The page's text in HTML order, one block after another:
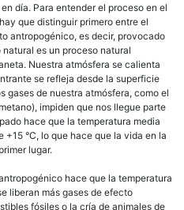
día. Para entender el proceso en el
que distinguir primero entre el
antropogénico, es decir, provocado
es un proceso natural
Nuestra atmósfera se calienta
se refleja desde la superficie
gases de nuestra atmósfera, como el
impiden que nos llegue parte
hace que la temperatura media
+15 °C, lo que hace que la vida en la
lugar.
hace que la temperatura
liberan más gases de efecto
fósiles o la cría de animales de